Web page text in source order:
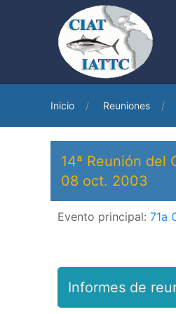
Inicio Reuniones
14ª Reunión del
08 oct. 2003
Evento principal: 71a
Informes de